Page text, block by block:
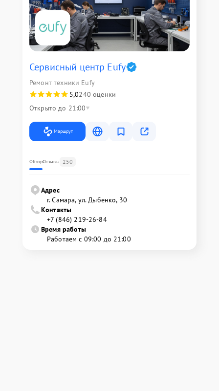
Сервисный центр Eufy
Ремонт техники Eufy
5,0240 оценки
Открыто до 21:00
Маршрут
ОбзорОтзывы 250
Адрес
г. Самара, ул. Дыбенко, 30
Контакты
+7 (846) 219-26-84
Время работы
Работаем с 09:00 до 21:00